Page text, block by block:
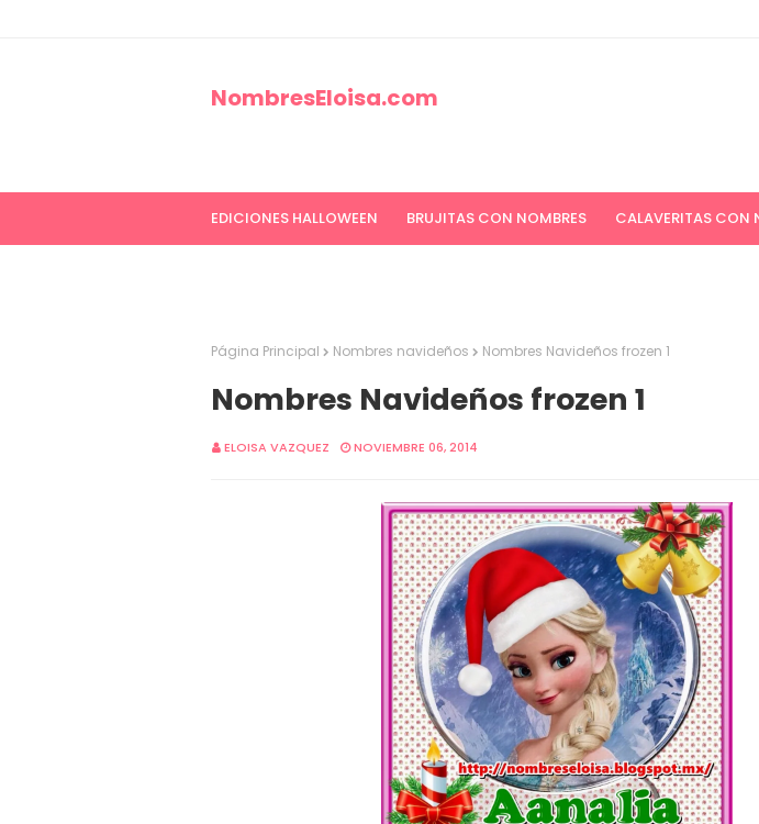
NombresEloisa.com
EDICIONES HALLOWEEN BRUJITAS CON NOMBRES CALAVERITAS CON
Página Principal Nombres navideños Nombres Navideños frozen 1
Nombres Navideños frozen 1
ELOISA VAZQUEZ NOVIEMBRE 06, 2014